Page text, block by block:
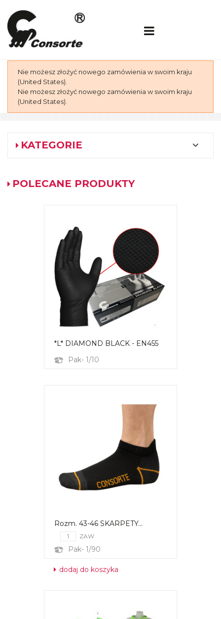
Nie możesz złożyć nowego zamówienia w swoim kraju
(United States).
Nie możesz złożyć nowego zamówienia w swoim kraju
(United States).
KATEGORIE
POLECANE PRODUKTY
*L* DIAMOND BLACK - EN455
Pak- 1/10
Rozm. 43-46 SKARPETY...
ZAW
Pak- 1/90
dodaj do koszyka